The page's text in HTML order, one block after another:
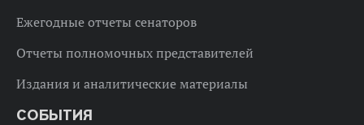
Ежегодные отчеты сенаторов
Отчеты полномочных представителей
Издания и аналитические материалы
СОБЫТИЯ